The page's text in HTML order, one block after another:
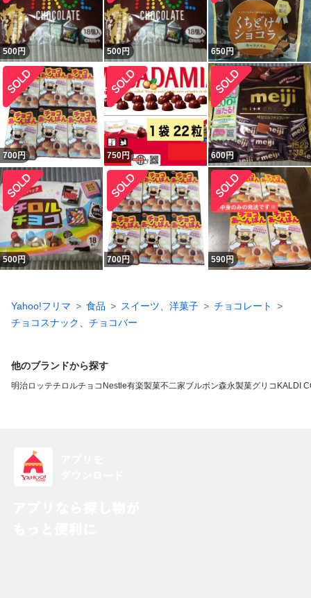
500円 500円 650円
700円 750円 600円
500円 700円 590円
Yahoo!フリマ 食品 スイーツ、洋菓子
チョコレート
チョコスナック、チョコバー
他のブランドから探す
明治ロッテチロルチョコ Nestle有楽製菓不二家ブルボン森永製菓グリコ KALDI